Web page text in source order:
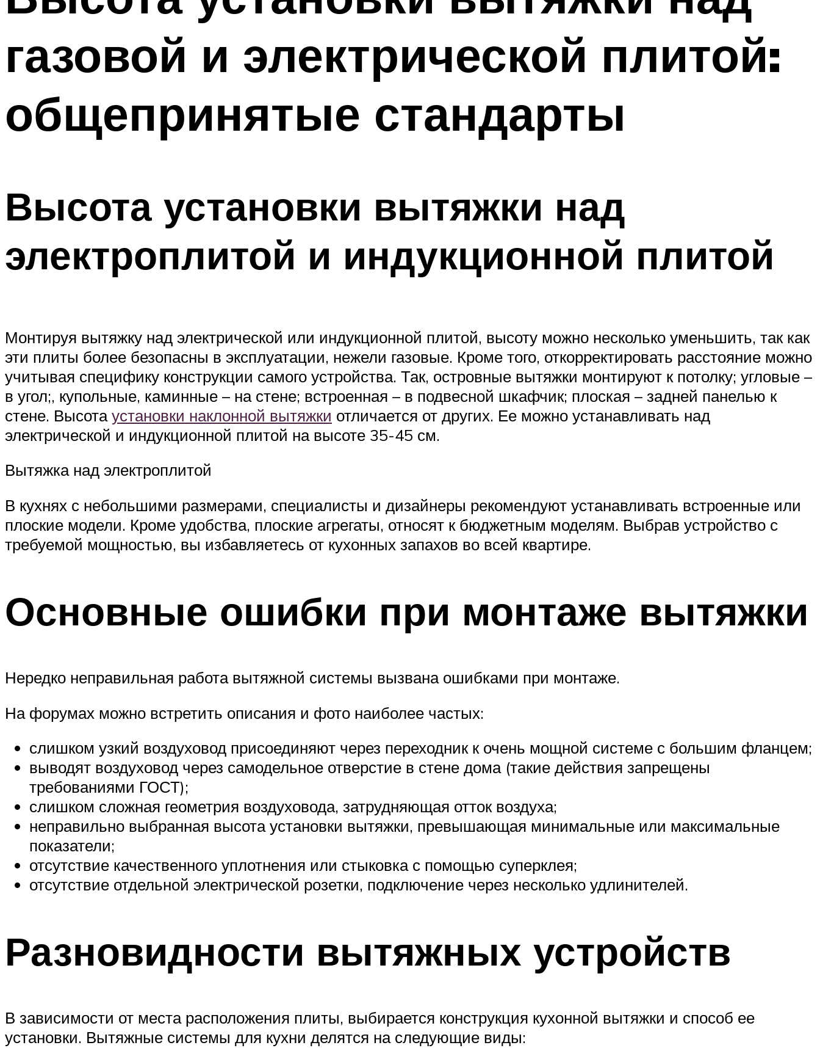
газовой и электрической плитой:
общепринятые стандарты
Высота установки вытяжки над
электроплитой и индукционной плитой
Монтируя вытяжку над электрической или индукционной плитой, высоту можно несколько уменьшить, так как
эти плиты более безопасны в эксплуатации, нежели газовые. Кроме того, откорректировать расстояние можно
учитывая специфику конструкции самого устройства. Так, островные вытяжки монтируют к потолку; угловые –
в угол;, купольные, каминные – на стене; встроенная – в подвесной шкафчик; плоская – задней панелью к
стене. Высотаустановки наклонной вытяжки отличается от других. Ее можно устанавливать над
электрической и индукционной плитой на высоте 35-45 см.
Вытяжка над электроплитой
В кухнях с небольшими размерами, специалисты и дизайнеры рекомендуют устанавливать встроенные или
плоские модели. Кроме удобства, плоские агрегаты, относят к бюджетным моделям. Выбрав устройство с
требуемой мощностью, вы избавляетесь от кухонных запахов во всей квартире.
Основные ошибки при монтаже вытяжки
Нередко неправильная работа вытяжной системы вызвана ошибками при монтаже.
На форумах можно встретить описания и фото наиболее частых:
слишком узкий воздуховод присоединяют через переходник к очень мощной системе с большим фланцем;
выводят воздуховод через самодельное отверстие в стене дома (такие действия запрещены
требованиями ГОСТ);
слишком сложная геометрия воздуховода, затрудняющая отток воздуха;
неправильно выбранная высота установки вытяжки, превышающая минимальные или максимальные
показатели;
отсутствие качественного уплотнения или стыковка с помощью суперклея;
отсутствие отдельной электрической розетки, подключение через несколько удлинителей.
Разновидности вытяжных устройств
В зависимости от места расположения плиты, выбирается конструкция кухонной вытяжки и способ ее
установки. Вытяжные системы для кухни делятся на следующие виды: